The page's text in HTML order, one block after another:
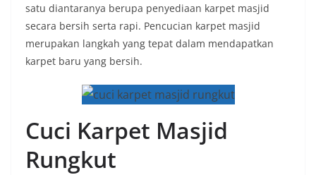
satu diantaranya berupa penyediaan karpet masjid
secara bersih serta rapi. Pencucian karpet masjid
merupakan langkah yang tepat dalam mendapatkan
karpet baru yang bersih.
Cuci Karpet Masjid
Rungkut